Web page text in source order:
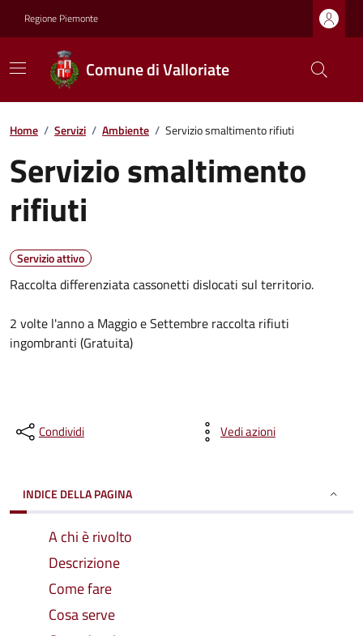
Regione Piemonte
Comune di Valloriate
Home / Servizi / Ambiente / Servizio smaltimento rifiuti
Servizio smaltimento
rifiuti
Servizio attivo
Raccolta differenziata cassonetti dislocati sul territorio.
2 volte l'anno a Maggio e Settembre raccolta rifiuti
ingombranti (Gratuita)
Condividi Vedi azioni
INDICE DELLA PAGINA
A chi è rivolto
Descrizione
Come fare
Cosa serve